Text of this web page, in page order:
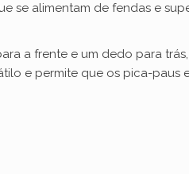
se alimentam de fendas e
a frente e um dedo para
e permite que os pica-paus